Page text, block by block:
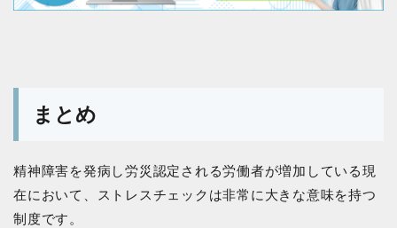
まとめ
精神障害を発病し労災認定される労働者が増加している現
在において、ストレスチェックは非常に大きな意味を持つ
制度です。